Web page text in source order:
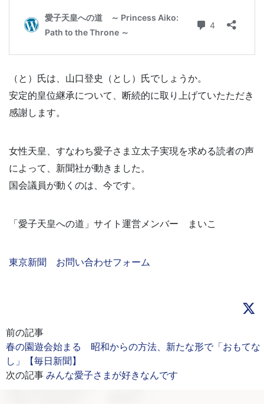
（と）氏は、山口登史（とし）氏でしょうか。
安定的皇位継承について、断続的に取り上げていたただき
感謝します。
女性天皇、すなわち愛子さま立太子実現を求める読者の声
によって、新聞社が動きました。
国会議員が動くのは、今です。
「愛子天皇への道」サイト運営メンバー まいこ
東京新聞 お問い合わせフォーム
前の記事
春の園遊会始まる 昭和からの方法、新たな形で「おもてな
し」【毎日新聞】
次の記事 みんな愛子さまが好きなんです